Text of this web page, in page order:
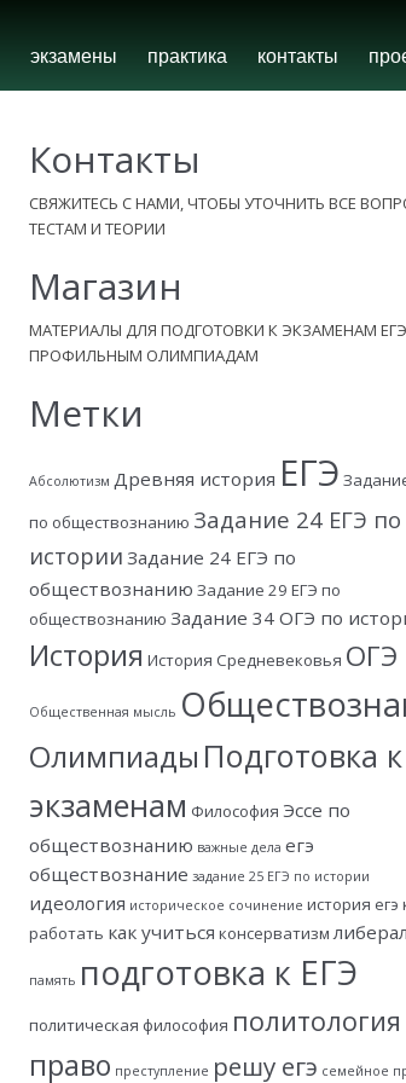
экзамены практика контакты
Контакты
СВЯЖИТЕСЬ С НАМИ, ЧТОБЫ УТОЧНИТЬ ВСЕ
ТЕСТАМ И ТЕОРИИ
Магазин
МАТЕРИАЛЫ ДЛЯ ПОДГОТОВКИ К ЭКЗАМЕНАМ
ПРОФИЛЬНЫМ ОЛИМПИАДАМ
Метки
Абсолютизм Древняя история ЕГЭ
по обществознанию Задание 24 ЕГЭ по
истории Задание 24 ЕГЭ по
обществознанию Задание 29 ЕГЭ по
обществознанию Задание 34 ОГЭ по
История История Средневековья ОГЭ
Общественная мысль
Олимпиады Подготовка к
экзаменам Философия Эссе по
обществознанию важные дела егэ
обществознание задание 25 ЕГЭ по истории
идеология историческое сочинение история егэ
работать как учиться консерватизм
память подготовка к ЕГЭ
политическая философия политология
право преступление решу егэ семейное